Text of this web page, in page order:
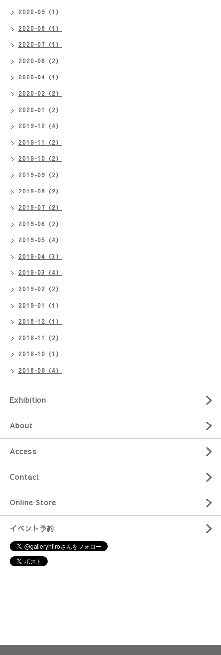
2020-09（1）
2020-08（1）
2020-07（1）
2020-06（2）
2020-04（1）
2020-02（2）
2020-01（2）
2019-12（4）
2019-11（2）
2019-10（2）
2019-09（2）
2019-08（2）
2019-07（2）
2019-06（2）
2019-05（4）
2019-04（3）
2019-03（4）
2019-02（2）
2019-01（1）
2018-12（1）
2018-11（2）
2018-10（1）
2018-09（4）
Exhibition
About
Access
Contact
Online Store
イベント予約